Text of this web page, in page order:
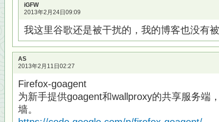
iGFW
2013年2月24日09:09
我这里谷歌还是被干扰的，我的博客也没有
AS
2013年2月11日02:27
Firefox-goagent
为新手提供goagent和wallproxy的共享服务端
墙。